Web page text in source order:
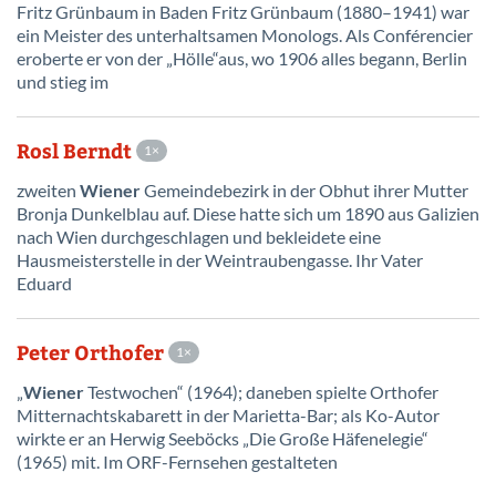
Fritz Grünbaum in Baden Fritz Grünbaum (1880–1941) war
ein Meister des unterhaltsamen Monologs. Als Conférencier
eroberte er von der „Hölle“aus, wo 1906 alles begann, Berlin
und stieg im
Rosl Berndt 1
zweiten WienerGemeindebezirk in der Obhut ihrer Mutter
Bronja Dunkelblau auf. Diese hatte sich um 1890 aus Galizien
nach Wien durchgeschlagen und bekleidete eine
Hausmeisterstelle in der Weintraubengasse. Ihr Vater
Eduard
Peter Orthofer 1
„WienerTestwochen“ (1964); daneben spielte Orthofer
Mitternachtskabarett in der Marietta-Bar; als Ko-Autor
wirkte er an Herwig Seeböcks „Die Große Häfenelegie“
(1965) mit. Im ORF-Fernsehen gestalteten